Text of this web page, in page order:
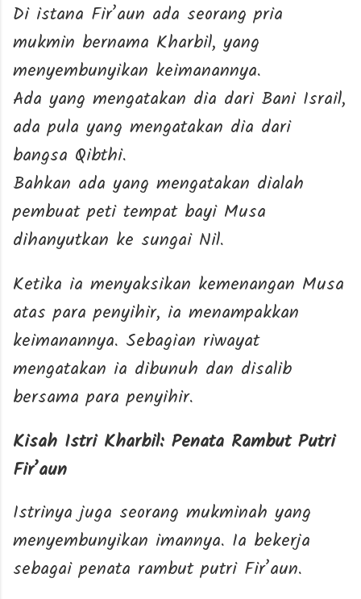
Di istana Fir’aun ada seorang pria
mukmin bernama Kharbil, yang
menyembunyikan keimanannya.
Ada yang mengatakan dia dari Bani Israil,
ada pula yang mengatakan dia dari
bangsa Qibthi.
Bahkan ada yang mengatakan dialah
pembuat peti tempat bayi Musa
dihanyutkan ke sungai Nil.
Ketika ia menyaksikan kemenangan Musa
atas para penyihir, ia menampakkan
keimanannya. Sebagian riwayat
mengatakan ia dibunuh dan disalib
bersama para penyihir.
Kisah Istri Kharbil: Penata Rambut Putri
Fir’aun
Istrinya juga seorang mukminah yang
menyembunyikan imannya. Ia bekerja
sebagai penata rambut putri Fir’aun.